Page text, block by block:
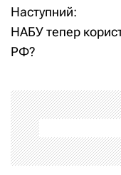
в
і
а
ц
і
Наступний:
НАБУ тепер
РФ?